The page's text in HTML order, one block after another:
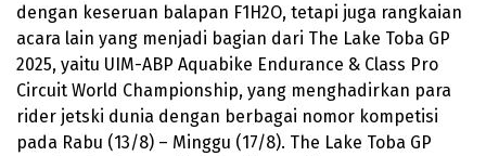
dengan keseruan balapan F1H2O, tetapi juga rangkaian
acara lain yang menjadi bagian dari The Lake Toba GP
2025, yaitu UIM-ABP Aquabike Endurance & Class Pro
Circuit World Championship, yang menghadirkan para
rider jetski dunia dengan berbagai nomor kompetisi
pada Rabu (13/8) – Minggu (17/8). The Lake Toba GP